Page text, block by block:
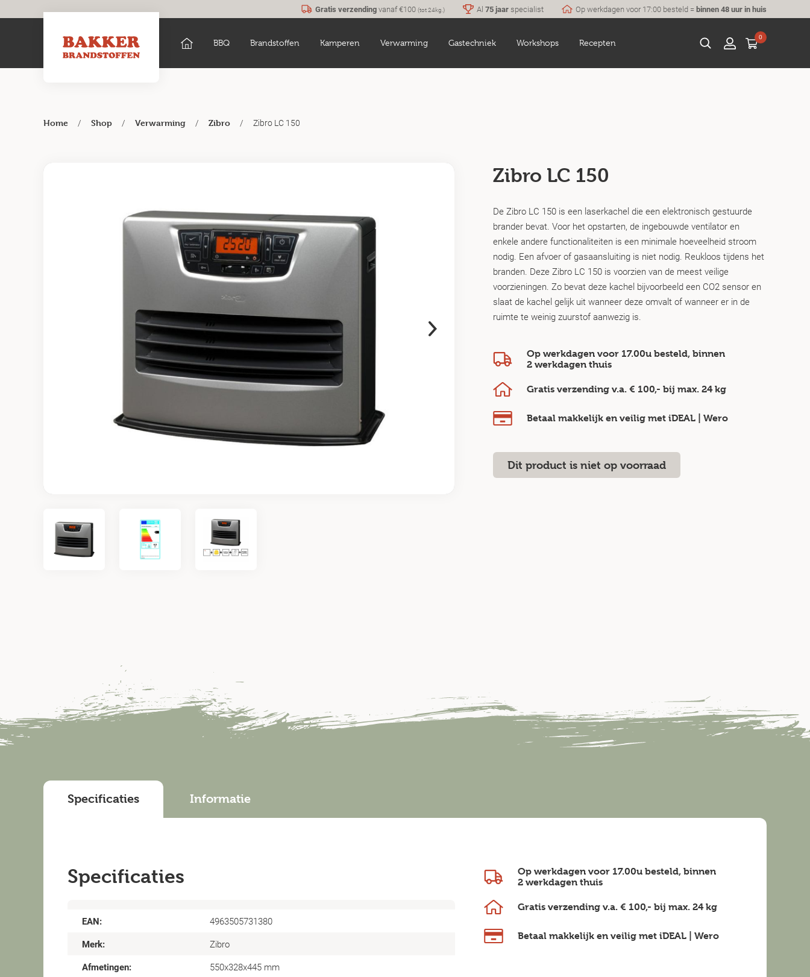
Gratis verzendingvanaf €100 (tot 24kg.) Al 75 jaarspecialist Op werkdagen voor 17:00 besteld =binnen 48 uur in huis
BBQ Brandstoffen Kamperen Verwarming Gastechniek Workshops Recepten
0
Home / Shop / Verwarming / Zibro / Zibro LC 150
Zibro LC 150
De Zibro LC 150 is een laserkachel die een elektronisch gestuurde
brander bevat. Voor het opstarten, de ingebouwde ventilator en
enkele andere functionaliteiten is een minimale hoeveelheid stroom
nodig. Een afvoer of gasaansluiting is niet nodig. Reukloos tijdens het
branden. Deze Zibro LC 150 is voorzien van de meest veilige
voorzieningen. Zo bevat deze kachel bijvoorbeeld een CO2 sensor en
slaat de kachel gelijk uit wanneer deze omvalt of wanneer er in de
ruimte te weinig zuurstof aanwezig is.
Op werkdagen voor 17.00u besteld, binnen
2 werkdagenthuis
Gratis verzending v.a. € 100,- bij max. 24 kg
Betaal makkelijk en veilig met iDEAL | Wero
Dit product is niet op voorraad
Specificaties Informatie
Specificaties
EAN:
4963505731380
Merk:
Zibro
Afmetingen:
550x328x445 mm
Op werkdagen voor 17.00u besteld, binnen
2 werkdagen thuis
Gratis verzending v.a.€ 100,- bij max.24 kg
Betaal makkelijk en veiligmet iDEAL | Wero